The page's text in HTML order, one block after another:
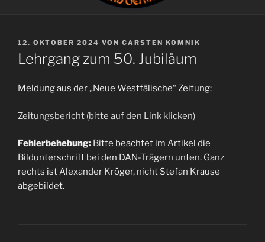
VERÖFFENTLICHT
AM
12. OKTOBER 2024 VON CARSTEN KOMNIK
Lehrgang zum 50. Jubiläum
Meldung aus der „Neue Westfälische“ Zeitung:
Zeitungsbericht (bitte auf den Link klicken)
Fehlerbehebung: Bitte beachtet im Artikel die
Bildunterschrift bei den DAN-Trägern unten. Ganz
rechts ist Alexander Kröger, nicht Stefan Krause
abgebildet.